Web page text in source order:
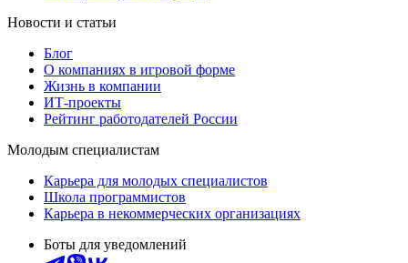
Новости и статьи
Блог
О компаниях в игровой форме
Жизнь в компании
ИТ-проекты
Рейтинг работодателей России
Молодым специалистам
Карьера для молодых специалистов
Школа программистов
Карьера в некоммерческих организациях
Боты для уведомлений